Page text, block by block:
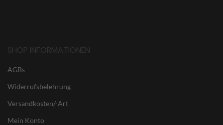
SHOP INFORMATIONEN
AGBs
Widerrufsbelehrung
Versandkosten/-Art
Mein Konto